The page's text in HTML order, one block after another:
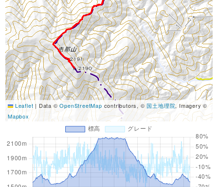
Leaflet | Data ©OpenStreetMap contributors, ©国土地理院, Imagery ©
Mapbox